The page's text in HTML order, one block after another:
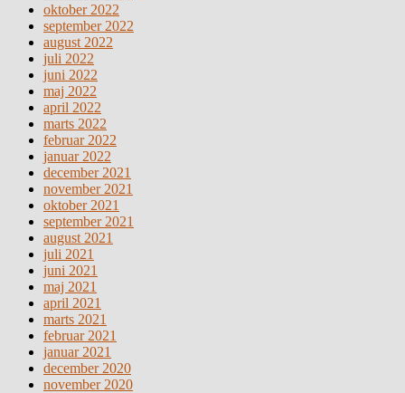
oktober 2022
september 2022
august 2022
juli 2022
juni 2022
maj 2022
april 2022
marts 2022
februar 2022
januar 2022
december 2021
november 2021
oktober 2021
september 2021
august 2021
juli 2021
juni 2021
maj 2021
april 2021
marts 2021
februar 2021
januar 2021
december 2020
november 2020